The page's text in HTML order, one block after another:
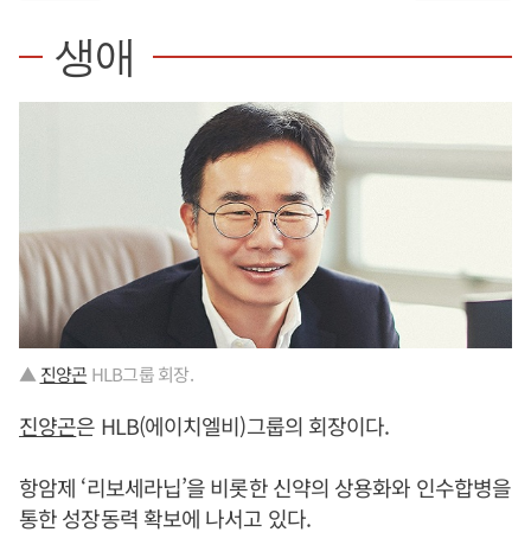
생애
▲ 진양곤 HLB그룹 회장.
진양곤은 HLB(에이치엘비)그룹의 회장이다.
항암제 ‘리보세라닙’을 비롯한 신약의 상용화와 인수합병을
통한 성장동력 확보에 나서고 있다.